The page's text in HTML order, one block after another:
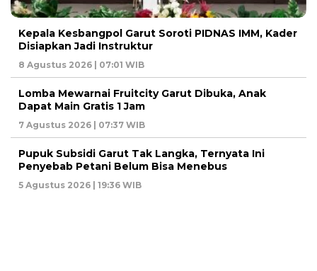
Kepala Kesbangpol Garut Soroti PIDNAS IMM, Kader
Disiapkan Jadi Instruktur
8 Agustus 2026 | 07:01 WIB
Lomba Mewarnai Fruitcity Garut Dibuka, Anak
Dapat Main Gratis 1 Jam
7 Agustus 2026 | 07:37 WIB
Pupuk Subsidi Garut Tak Langka, Ternyata Ini
Penyebab Petani Belum Bisa Menebus
5 Agustus 2026 | 19:36 WIB